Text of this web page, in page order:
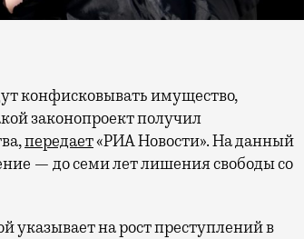
законопроект получил
передает«РИА Новости». На данный
— до семи лет лишения свободы со
указывает на рост преступлений в